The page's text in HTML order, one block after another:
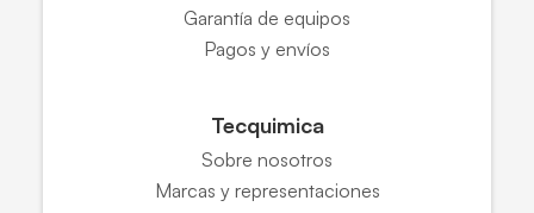
Garantía de equipos
Pagos y envíos
Tecquimica
Sobre nosotros
Marcas y representaciones